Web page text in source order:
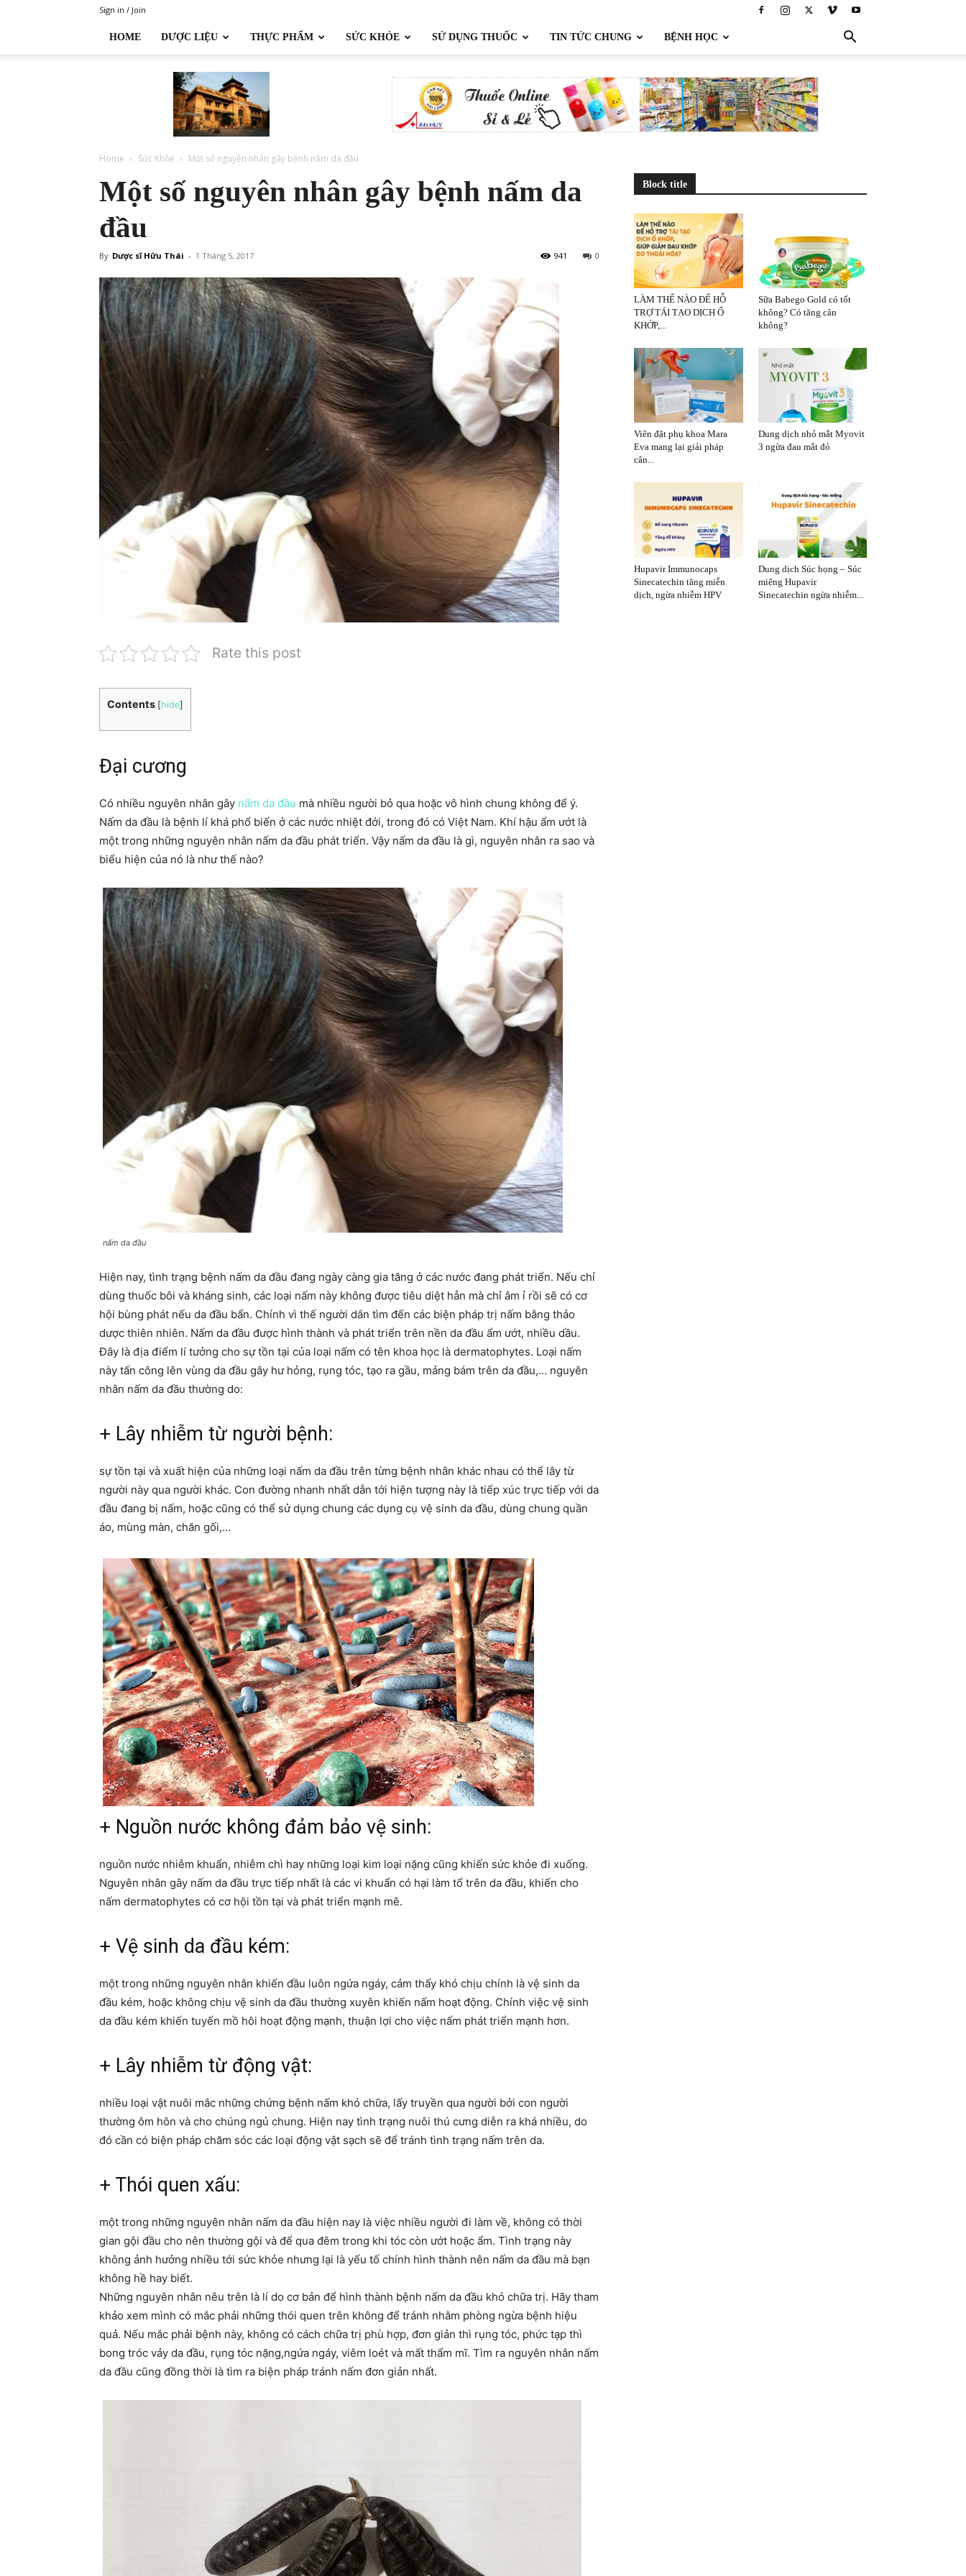
Sign in / Join
HOME DƯỢC LIỆU THỰC PHẨM SỨC KHỎE SỬ DỤNG THUỐC TIN TỨC CHUNG BỆNH HỌC
Home Sức Khỏe Một số nguyên nhân gây bệnh nấm da đầu
Một số nguyên nhân gây bệnh nấm da
đầu
By Dược sĩ Hữu Thái - 1 Tháng 5, 2017 0
941
Rate this post
Contents [hide]
Đại cương
Có nhiều nguyên nhân gây nấm da đầu mà nhiều người bỏ qua hoặc vô hình chung không để ý.
Nấm da đầu là bệnh lí khá phổ biến ở các nước nhiệt đới, trong đó có Việt Nam. Khí hậu ẩm ướt là
một trong những nguyên nhân nấm da đầu phát triển. Vậy nấm da đầu là gì, nguyên nhân ra sao và
biểu hiện của nó là như thế nào?
nấm da đầu
Hiện nay, tình trạng bệnh nấm da đầu đang ngày càng gia tăng ở các nước đang phát triển. Nếu chỉ
dùng thuốc bôi và kháng sinh, các loại nấm này không được tiêu diệt hẳn mà chỉ âm ỉ rồi sẽ có cơ
hội bùng phát nếu da đầu bẩn. Chính vì thế người dân tìm đến các biện pháp trị nấm bằng thảo
dược thiên nhiên. Nấm da đầu được hình thành và phát triển trên nền da đầu ẩm ướt, nhiều dầu.
Đây là địa điểm lí tưởng cho sự tồn tại của loại nấm có tên khoa học là dermatophytes. Loại nấm
này tấn công lên vùng da đầu gây hư hỏng, rụng tóc, tạo ra gầu, mảng bám trên da đầu,… nguyên
nhân nấm da đầu thường do:
+ Lây nhiễm từ người bệnh:
sự tồn tại và xuất hiện của những loại nấm da đầu trên từng bệnh nhân khác nhau có thể lây từ
người này qua người khác. Con đường nhanh nhất dẫn tới hiện tượng này là tiếp xúc trực tiếp với da
đầu đang bị nấm, hoặc cũng có thể sử dụng chung các dụng cụ vệ sinh da đầu, dùng chung quần
áo, mùng màn, chăn gối,…
+ Nguồn nước không đảm bảo vệ sinh:
nguồn nước nhiễm khuẩn, nhiễm chì hay những loại kim loại nặng cũng khiến sức khỏe đi xuống.
Nguyên nhân gây nấm da đầu trực tiếp nhất là các vi khuẩn có hại làm tổ trên da đầu, khiến cho
nấm dermatophytes có cơ hội tồn tại và phát triển mạnh mẽ.
+ Vệ sinh da đầu kém:
một trong những nguyên nhân khiến đầu luôn ngứa ngáy, cảm thấy khó chịu chính là vệ sinh da
đầu kém, hoặc không chịu vệ sinh da đầu thường xuyên khiến nấm hoạt động. Chính việc vệ sinh
da đầu kém khiến tuyến mồ hôi hoạt động mạnh, thuận lợi cho việc nấm phát triển mạnh hơn.
+ Lây nhiễm từ động vật:
nhiều loại vật nuôi mắc những chứng bệnh nấm khó chữa, lấy truyền qua người bởi con người
thường ôm hôn và cho chúng ngủ chung. Hiện nay tình trạng nuôi thú cưng diễn ra khá nhiều, do
đó cần có biện pháp chăm sóc các loại động vật sạch sẽ để tránh tình trạng nấm trên da.
+ Thói quen xấu:
một trong những nguyên nhân nấm da đầu hiện nay là việc nhiều người đi làm về, không có thời
gian gội đầu cho nên thường gội và để qua đêm trong khi tóc còn ướt hoặc ẩm. Tình trạng này
không ảnh hưởng nhiều tới sức khỏe nhưng lại là yếu tố chính hình thành nên nấm da đầu mà bạn
không hề hay biết.
Những nguyên nhân nêu trên là lí do cơ bản để hình thành bệnh nấm da đầu khó chữa trị. Hãy tham
khảo xem mình có mắc phải những thói quen trên không để tránh nhằm phòng ngừa bệnh hiệu
quả. Nếu mắc phải bệnh này, không có cách chữa trị phù hợp, đơn giản thì rụng tóc, phức tạp thì
bong tróc vảy da đầu, rụng tóc nặng,ngứa ngáy, viêm loét và mất thẩm mĩ. Tìm ra nguyên nhân nấm
da đầu cũng đồng thời là tìm ra biện pháp tránh nấm đơn giản nhất.
Block title
LÀM THẾ NÀO ĐỂ HỖ
TRỢ TÁI TẠO DỊCH Ổ
KHỚP,...
Sữa Babego Gold có tốt
không? Có tăng cân
không?
Viên đặt phụ khoa Mara
Eva mang lại giải pháp
cân...
Dung dịch nhỏ mắt Myovit
3 ngừa đau mắt đỏ
Hupavir Immunocaps
Sinecatechin tăng miễn
dịch, ngừa nhiễm HPV
Dung dịch Súc họng – Súc
miệng Hupavir
Sinecatechin ngừa nhiễm...